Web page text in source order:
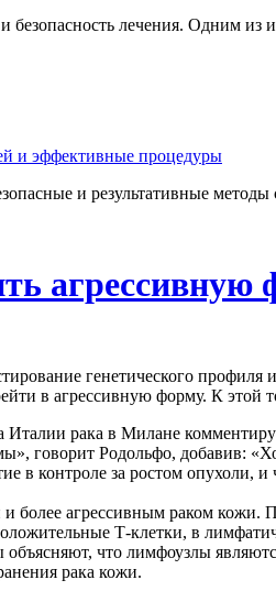
лечения. Одним из
и результативные
генетического
в агрессивную форму. К этой
рака в Милане
говорит Родольфо, добавив:
в контроле за ростом
агрессивным раком кожи.
Т-клетки, в
что лимфоузлы
рака кожи.